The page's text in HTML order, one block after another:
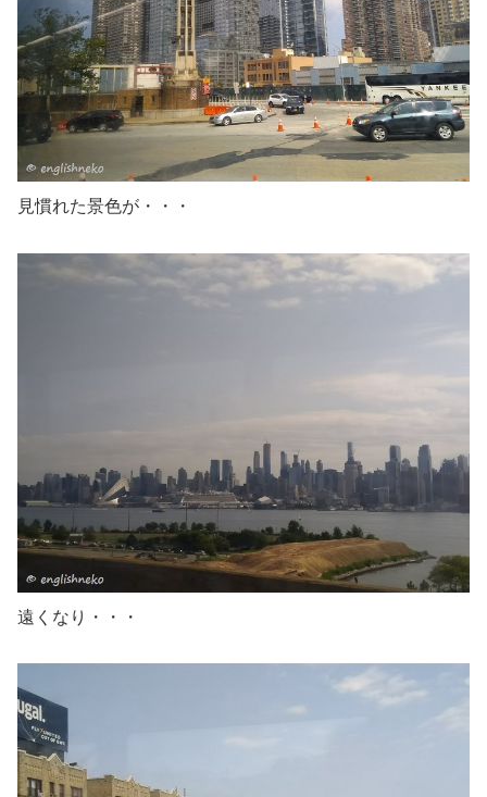
見慣れた景色が・・・
遠くなり・・・